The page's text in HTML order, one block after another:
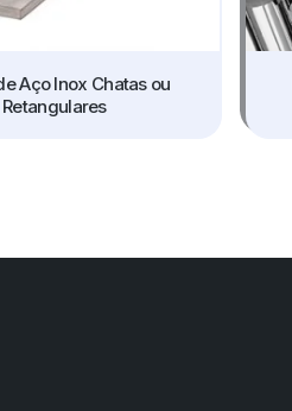
Aço Inox Chatas ou
Retangulares